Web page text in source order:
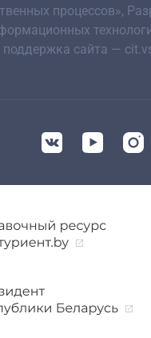
процессов»,
поддержка сайта —